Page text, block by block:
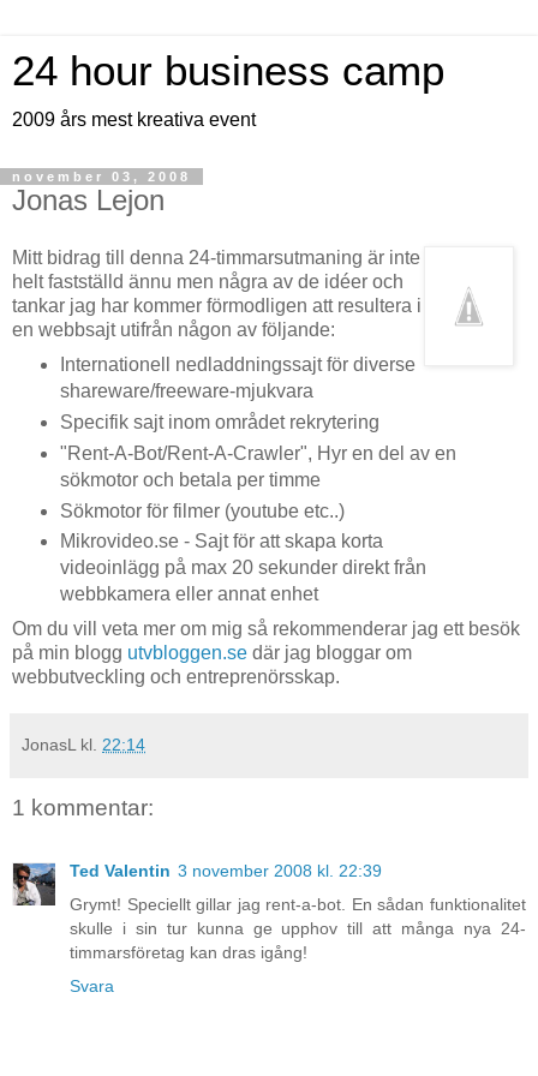
24 hour business camp
2009 års mest kreativa event
november 03, 2008
Jonas Lejon
Mitt bidrag till denna 24-timmarsutmaning är inte
helt fastställd ännu men några av de idéer och
tankar jag har kommer förmodligen att resultera i
en webbsajt utifrån någon av följande:
Internationell nedladdningssajt för diverse
shareware/freeware-mjukvara
Specifik sajt inom området rekrytering
"Rent-A-Bot/Rent-A-Crawler", Hyr en del av en
sökmotor och betala per timme
Sökmotor för filmer (youtube etc..)
Mikrovideo.se - Sajt för att skapa korta
videoinlägg på max 20 sekunder direkt från
webbkamera eller annat enhet
Om du vill veta mer om mig så rekommenderar jag ett besök
på min blogg utvbloggen.se där jag bloggar om
webbutveckling och entreprenörsskap.
JonasL kl. 22:14
1 kommentar:
Ted Valentin 3 november 2008 kl. 22:39
Grymt! Speciellt gillar jag rent-a-bot. En sådan funktionalitet
skulle i sin tur kunna ge upphov till att många nya 24-
timmarsföretag kan dras igång!
Svara